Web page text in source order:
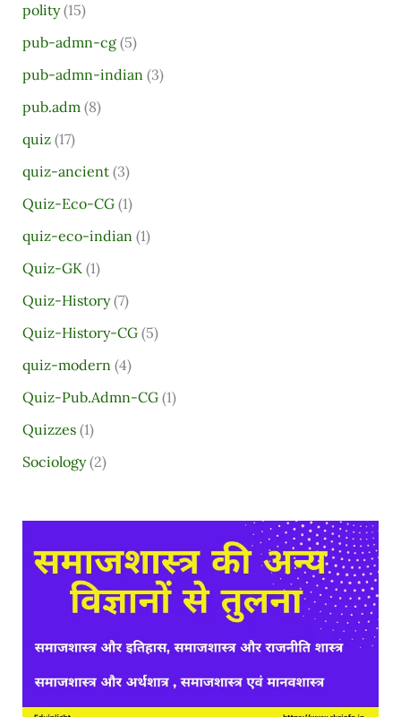
polity(15)
pub-admn-cg(5)
pub-admn-indian(3)
pub.adm(8)
quiz(17)
quiz-ancient(3)
Quiz-Eco-CG(1)
quiz-eco-indian(1)
Quiz-GK(1)
Quiz-History(7)
Quiz-History-CG(5)
quiz-modern(4)
Quiz-Pub.Admn-CG(1)
Quizzes(1)
Sociology(2)